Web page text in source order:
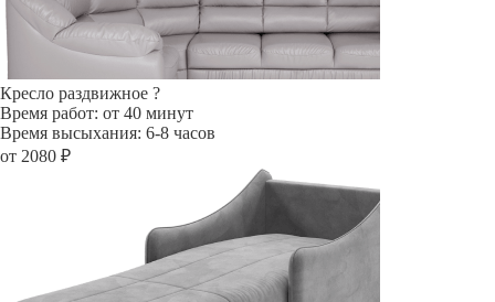
Кресло раздвижное ?
Время работ: от 40 минут
Время высыхания: 6-8 часов
от 2080 ₽